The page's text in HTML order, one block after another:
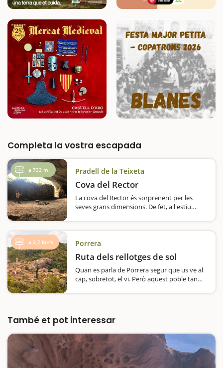
Completa la vostra escapada
a 733 m. Pradell de la Teixeta
Cova del Rector
La cova del Rector és sorprenent per les
seves grans dimensions. De fet, a l'estiu
més, té força història, ja que les parets de
pedra seca indiquen que…
a 3,7 Km's Porrera
Ruta dels rellotges de sol
Quan es parla de Porrera segur que us ve al
cap, sobretot, el vi. Però aquest poble tan
També et pot interessar